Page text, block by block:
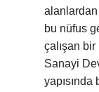
bu nüfus
çalışan bir
Sanayi